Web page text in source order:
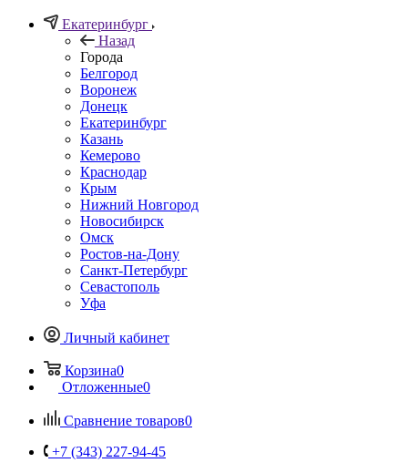
Екатеринбург
Назад
Города
Белгород
Воронеж
Донецк
Екатеринбург
Казань
Кемерово
Краснодар
Крым
Нижний Новгород
Новосибирск
Омск
Ростов-на-Дону
Санкт-Петербург
Севастополь
Уфа
Личный кабинет
Корзина0
Отложенные0
Сравнение товаров0
+7 (343) 227-94-45